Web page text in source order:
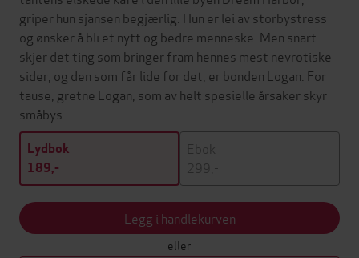
griper hun sjansen begjærlig. Hun er lei av storbystress
og ønsker å bli et nytt og bedre menneske. Men snart
skjer det ting som bringer fram hennes mest nevrotiske
sider, og den som får lide for det, er bonden Logan. For
tause, gretne Logan, som av helt spesielle årsaker skyr
småbys…
Lydbok
189,-
Ebok
299,-
Legg i handlekurven
eller